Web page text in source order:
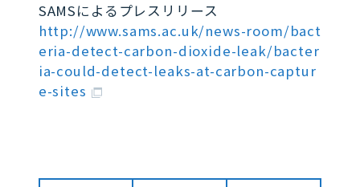
SAMSによるプレスリリース
http://www.sams.ac.uk/news-room/bact
eria-detect-carbon-dioxide-leak/bacter
ia-could-detect-leaks-at-carbon-captur
e-sites